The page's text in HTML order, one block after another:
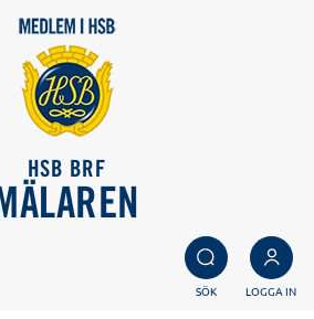
HSB BRF
MÄLAREN
SÖK LOGGA IN